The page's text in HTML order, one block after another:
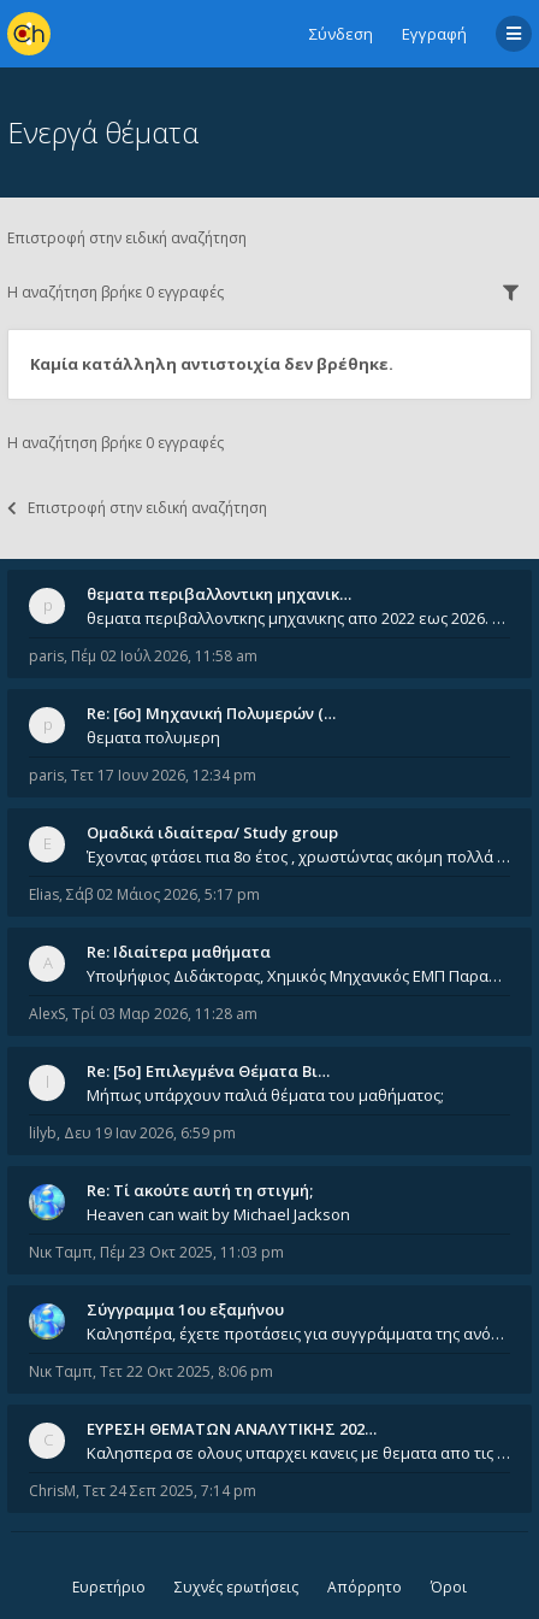
Σύνδεση Εγγραφή
Ενεργά θέματα
Επιστροφή στην ειδική αναζήτηση
Η αναζήτηση βρήκε 0 εγγραφές
Καμία κατάλληλη αντιστοιχία δεν βρέθηκε.
Η αναζήτηση βρήκε 0 εγγραφές
Επιστροφή στην ειδική αναζήτηση
θεματα περιβαλλοντικη μηχανικ…
θεματα περιβαλλοντκης μηχανικης απο 2022 εως 2026. Δεν ειναι μεσα του Σεπτεμβιου του 2025. Αν τα εχει καποιος ας τα ανε
paris, Πέμ 02 Ιούλ 2026, 11:58 am
Re: [6o] Mηχανική Πολυμερών (…
θεματα πολυμερη
paris, Τετ 17 Ιουν 2026, 12:34 pm
Ομαδικά ιδιαίτερα/ Study group
Έχοντας φτάσει πια 8ο έτος , χρωστώντας ακόμη πολλά και χωρίς καμία όρεξη ούτε να διαβάσω μόνος μου ούτε να παρακολουθήσ
Elias, Σάβ 02 Μάιος 2026, 5:17 pm
Re: Ιδιαίτερα μαθήματα
Υποψήφιος Διδάκτορας, Χημικός Μηχανικός ΕΜΠ Παραδίδω ιδιαίτερα μαθήματα μέσης και ανώτατης εκπαίδευσης σε θετικές και τε
AlexS, Τρί 03 Μαρ 2026, 11:28 am
Re: [5ο] Επιλεγμένα Θέματα Βι…
Μήπως υπάρχουν παλιά θέματα του μαθήματος;
lilyb, Δευ 19 Ιαν 2026, 6:59 pm
Re: Tί ακούτε αυτή τη στιγμή;
Heaven can wait by Michael Jackson
Νικ Ταμπ, Πέμ 23 Οκτ 2025, 11:03 pm
Σύγγραμμα 1ου εξαμήνου
Καλησπέρα, έχετε προτάσεις για συγγράμματα της ανόργανης χημείας? Είμαι ανάμεσα σε Λιοδάκη, Chung και Atkins
Νικ Ταμπ, Τετ 22 Οκτ 2025, 8:06 pm
ΕΥΡΕΣΗ ΘΕΜΑΤΩΝ ΑΝΑΛΥΤΙΚΗΣ 202…
Καλησπερα σε ολους υπαρχει κανεις με θεματα απο τις εξετασεις του ιουνιου και σεπτεμβρίου για την αναλυτικη χημεια
ChrisM, Τετ 24 Σεπ 2025, 7:14 pm
Ευρετήριο Συχνές ερωτήσεις Απόρρητο Όροι